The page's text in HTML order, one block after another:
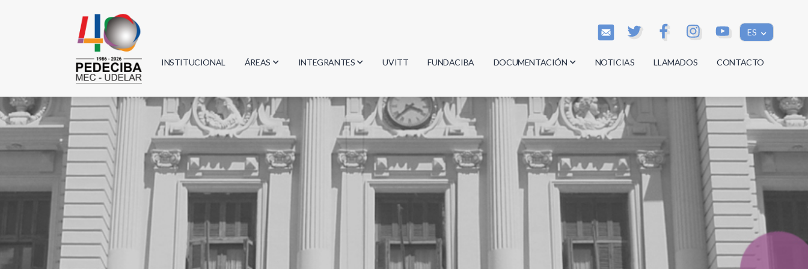
ES
INSTITUCIONAL ÁREAS
Biología
Física
Geociencias
Informática
Matemática
INTEGRANTES
Investigadores
Estudiantes
Egresados
UVITT FUNDACIBA DOCUMENTACIÓN
Actas
Reglamentos
Documentos
NOTICIAS LLAMADOS CONTACTO